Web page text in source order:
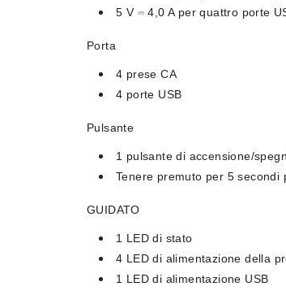
5 V ⎓ 4,0 A per quattro porte
Porta
4 prese CA
4 porte USB
Pulsante
1 pulsante di accensione/
Tenere premuto per 5
GUIDATO
1 LED di stato
4 LED di alimentazione della
1 LED di alimentazione USB